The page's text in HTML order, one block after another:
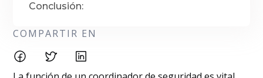
Conclusión:
COMPARTIR EN